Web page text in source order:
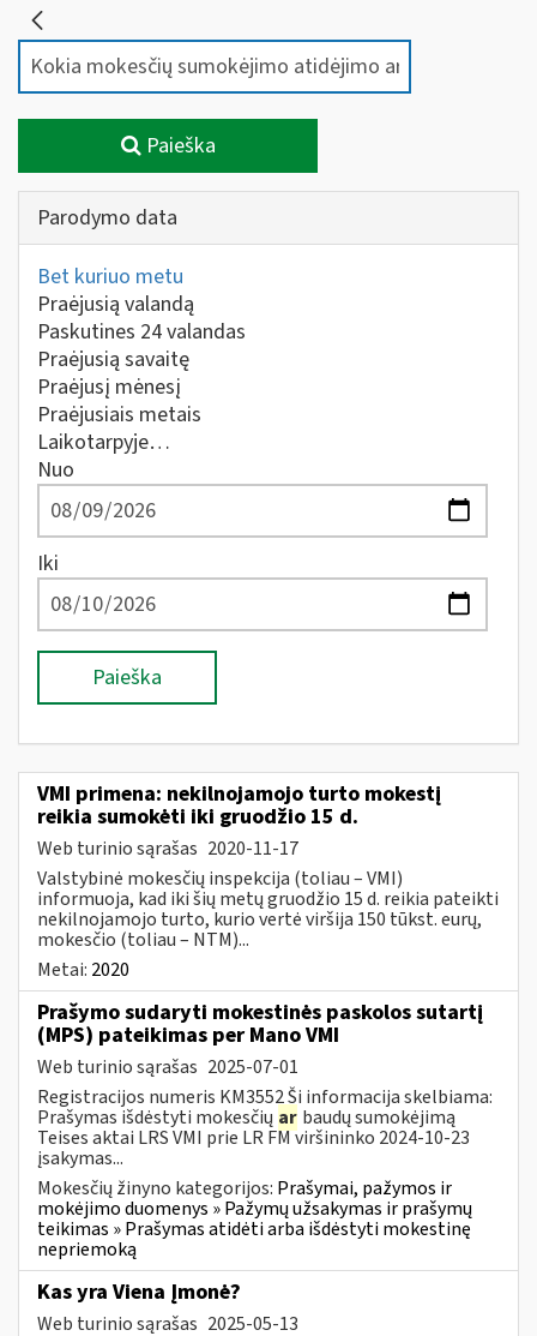
Paieška
Parodymo data
Bet kuriuo metu
Praėjusią valandą
Paskutines 24 valandas
Praėjusią savaitę
Praėjusį mėnesį
Praėjusiais metais
Laikotarpyje…
Nuo
Iki
Paieška
VMI primena: nekilnojamojo turto mokestį
reikia sumokėti iki gruodžio 15 d.
Web turinio sąrašas 2020-11-17
Valstybinė mokesčių inspekcija (toliau – VMI)
informuoja, kad iki šių metų gruodžio 15 d. reikia pateikti
nekilnojamojo turto, kurio vertė viršija 150 tūkst. eurų,
mokesčio (toliau – NTM)...
Metai: 2020
Prašymo sudaryti mokestinės paskolos sutartį
(MPS) pateikimas per Mano VMI
Web turinio sąrašas 2025-07-01
Registracijos numeris KM3552 Ši informacija skelbiama:
Prašymas išdėstyti mokesčių ar baudų sumokėjimą
Teises aktai LRS VMI prie LR FM viršininko 2024-10-23
įsakymas...
Mokesčių žinyno kategorijos: Prašymai, pažymos ir
mokėjimo duomenys » Pažymų užsakymas ir prašymų
teikimas » Prašymas atidėti arba išdėstyti mokestinę
nepriemoką
Kas yra Viena Įmonė?
Web turinio sąrašas 2025-05-13